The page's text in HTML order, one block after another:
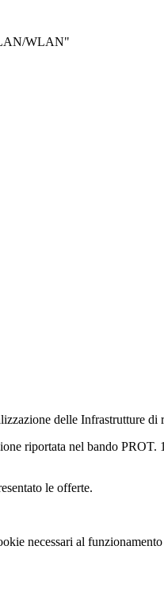
LAN/WLAN"
delle Infrastrutture
riportata nel bando
le offerte.
necessari al